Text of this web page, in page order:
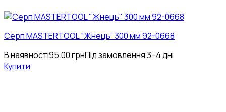
Серп MASTERTOOL “Жнець” 300 мм 92-0668
В наявності95.00грнПід замовлення 3–4 дні
Купити